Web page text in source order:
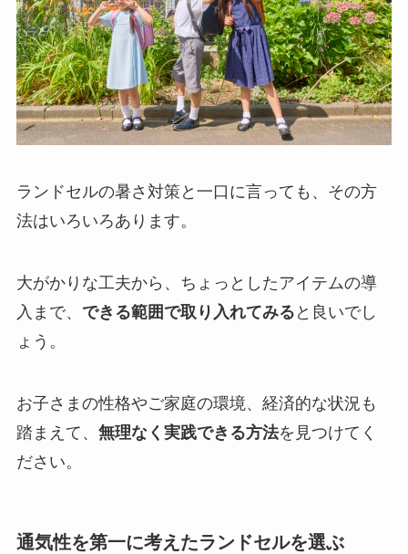
ランドセルの暑さ対策と一口に言っても、その方
法はいろいろあります。
大がかりな工夫から、ちょっとしたアイテムの導
入まで、 できる範囲で取り入れてみる と良いでし
ょう。
お子さまの性格やご家庭の環境、経済的な状況も
踏まえて、 無理なく実践できる方法を見つけてく
ださい。
通気性を第一に考えたランドセルを選ぶ